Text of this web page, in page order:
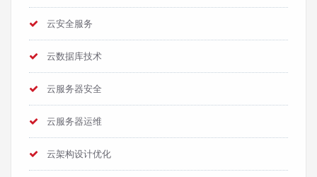
云安全服务
云数据库技术
云服务器安全
云服务器运维
云架构设计优化